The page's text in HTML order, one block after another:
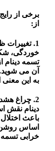
برخی از
از:
1.
خوردگی،
تسمه
آن می
به این
2. چراغ
دینام نقش
باعث
اساس روشن
خرابی